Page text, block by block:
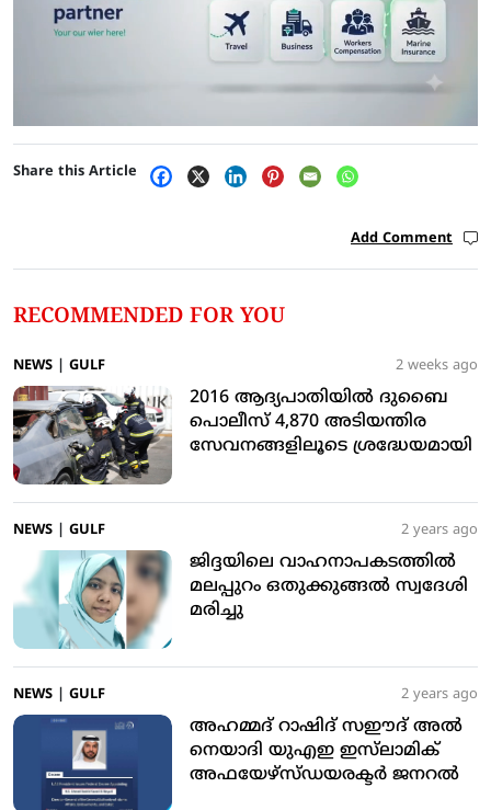
Share this Article
Add Comment
RECOMMENDED FOR YOU
NEWS GULF 2 weeks ago
2016 ആദ്യപാതിയില്‍ ദുബൈ
പൊലീസ് 4,870 അടിയന്തിര
സേവനങ്ങളിലൂടെ ശ്രദ്ധേയമായി
NEWS GULF 2 years ago
ജിദ്ദയിലെ വാഹനാപകടത്തില്‍
മലപ്പുറം ഒതുക്കുങ്ങല്‍ സ്വദേശി
മരിച്ചു
NEWS GULF 2 years ago
അഹമ്മദ് റാഷിദ് സഈദ് അല്‍
നെയാദി യുഎഇ ഇസ്‌ലാമിക്
അഫയേഴ്‌സ്ഡയരക്ടര്‍ ജനറല്‍